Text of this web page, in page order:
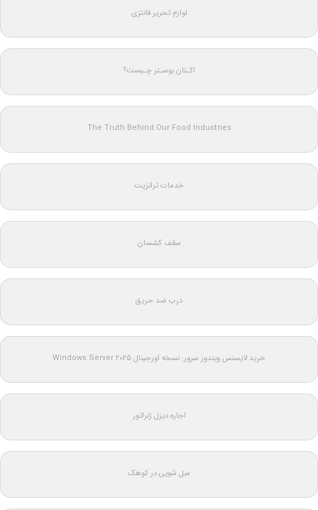
لوازم تحریر فانتزی
اکـتان بوسـتر چـیست؟
The Truth Behind Our Food Industries
خدمات ترانزیت
سقف کشسان
درب ضد حریق
خرید لایسنس ویندوز سرور: نسخه اورجینال Windows Server 2025
اجاره دیزل ژنراتور
مبل شویی در کوهک